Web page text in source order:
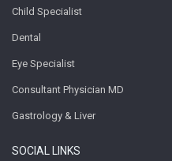
Child Specialist
Dental
Eye Specialist
Consultant Physician MD
Gastrology & Liver
SOCIAL LINKS